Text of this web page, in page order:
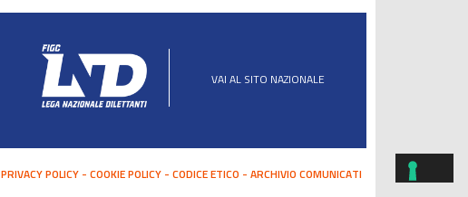
VAI AL SITO NAZIONALE
PRIVACY POLICY COOKIE POLICY CODICE ETICO ARCHIVIO COMUNICATI